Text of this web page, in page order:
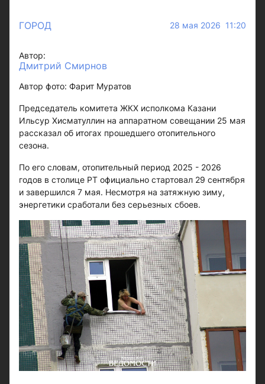
ГОРОД 28 мая 2026 11:20
Автор:
Дмитрий Смирнов
Автор фото: Фарит Муратов
Председатель комитета ЖКХ исполкома Казани
Ильсур Хисматуллин на аппаратном совещании 25 мая
рассказал об итогах прошедшего отопительного
сезона.
По его словам, отопительный период 2025 - 2026
годов в столице РТ официально стартовал 29 сентября
и завершился 7 мая. Несмотря на затяжную зиму,
энергетики сработали без серьезных сбоев.